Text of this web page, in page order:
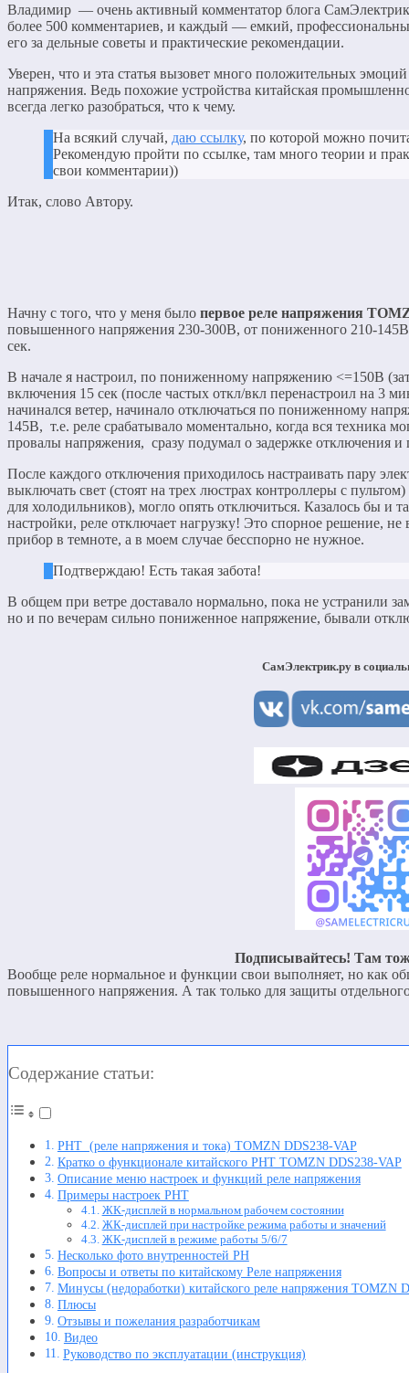
Владимир — очень активный комментатор блога
более 500 комментариев, и каждый — емкий,
его за дельные советы и практические рекомендации.
Уверен, что и эта статья вызовет много положительных
напряжения. Ведь похожие устройства китайская
всегда легко разобраться, что к чему.
На всякий случай, даю ссылку, по которой можно
Рекомендую пройти по ссылке, там много теории и
свои комментарии))
Итак, слово Автору.
Начну с того, что у меня было первое реле напряжения
повышенного напряжения 230-300В, от пониженного 210-
сек.
В начале я настроил, по пониженному напряжению <=150В
включения 15 сек (после частых откл/вкл перенастроил на 3
начинался ветер, начинало отключаться по пониженному
145В, т.е. реле срабатывало моментально, когда вся техника
провалы напряжения, сразу подумал о задержке отключения и
После каждого отключения приходилось настраивать пару
выключать свет (стоят на трех люстрах контроллеры с
для холодильников), могло опять отключиться. Казалось бы и
настройки, реле отключает нагрузку! Это спорное решение, не
прибор в темноте, а в моем случае бесспорно не нужное.
Подтверждаю! Есть такая забота!
В общем при ветре доставало нормально, пока не устранили
но и по вечерам сильно пониженное напряжение, бывали
СамЭлектрик.ру в
Подписывайтесь! Там
Вообще реле нормальное и функции свои выполняет, но как
повышенного напряжения. А так только для защиты
Содержание статьи:
РНТ (реле напряжения и тока) TOMZN DDS238-VAP
Кратко о функционале китайского РНТ TOMZN DDS238-VAP
Описание меню настроек и функций реле напряжения
Примеры настроек РНТ
ЖК-дисплей в нормальном рабочем состоянии
ЖК-дисплей при настройке режима работы и значений
ЖК-дисплей в режиме работы 5/6/7
Несколько фото внутренностей РН
Вопросы и ответы по китайскому Реле напряжения
Минусы (недоработки) китайского реле напряжения TOMZN
Плюсы
Отзывы и пожелания разработчикам
Видео
Руководство по эксплуатации (инструкция)